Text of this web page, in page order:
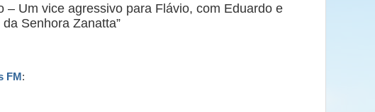
– Um vice agressivo para Flávio, com Eduardo e
Senhora Zanatta”
FM :